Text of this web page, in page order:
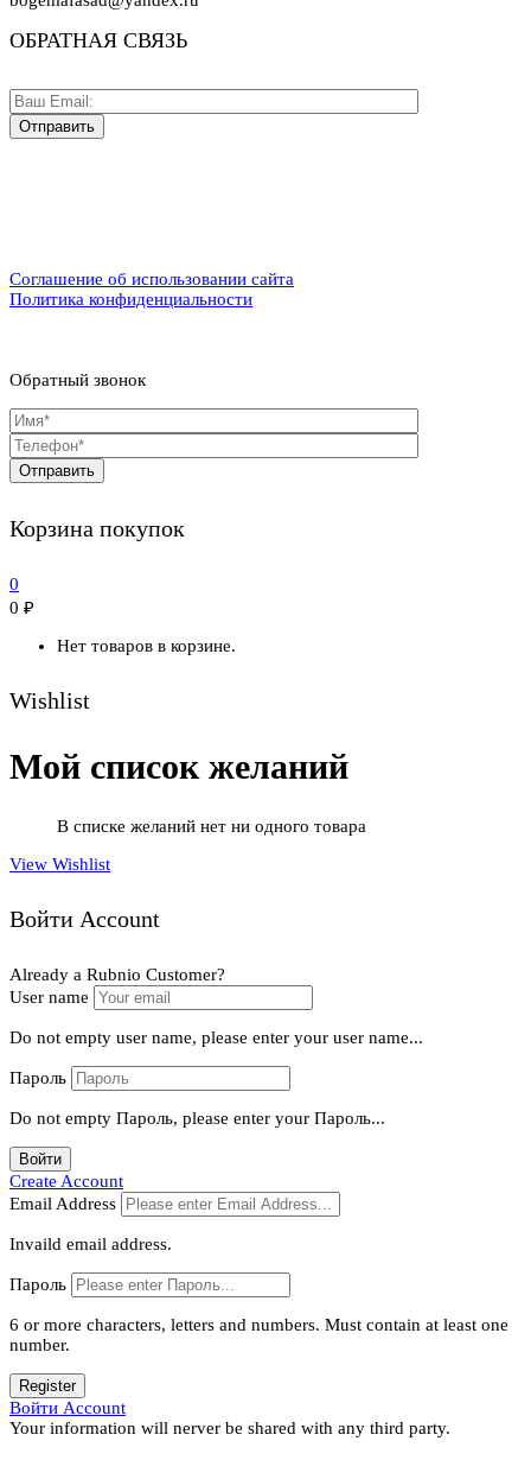
ОБРАТНАЯ СВЯЗЬ
Соглашение об использовании сайта
Политика конфиденциальности
Обратный звонок
Корзина покупок
0
0 ₽
Нет товаров в корзине.
Wishlist
Мой список желаний
В списке желаний нет ни одного товара
View Wishlist
Войти Account
Already a Rubnio Customer?
User name
Do not empty user name, please enter your user name...
Пароль
Do not empty Пароль, please enter your Пароль...
Войти
Create Account
Email Address
Invaild email address.
Пароль
6 or more characters, letters and numbers. Must contain at least one
number.
Register
Войти Account
Your information will nerver be shared with any third party.